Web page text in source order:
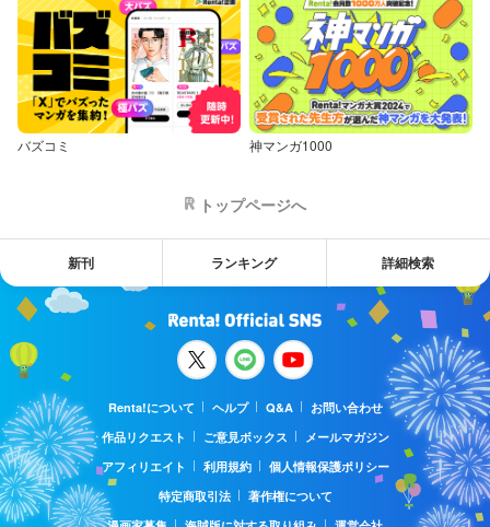
バズコミ 神マンガ1000
トップページへ
新刊 ランキング 詳細検索
Renta!について ヘルプ Q&A
お問い合わせ
作品リクエスト
ご意見ボックス
メールマガジン
アフィリエイト
利用規約
個人情報保護ポリシー
特定商取引法
著作権について